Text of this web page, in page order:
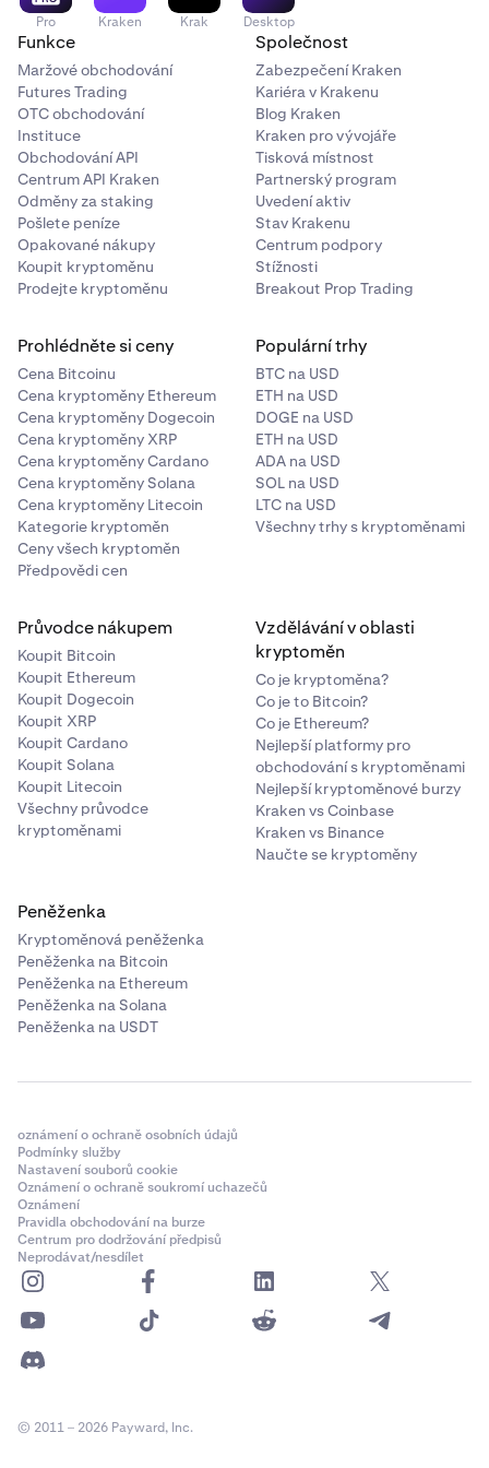
Pro Kraken Krak Desktop
Funkce
Maržové obchodování
Futures Trading
OTC obchodování
Instituce
Obchodování API
Centrum API Kraken
Odměny za staking
Pošlete peníze
Opakované nákupy
Koupit kryptoměnu
Prodejte kryptoměnu
Společnost
Zabezpečení Kraken
Kariéra v Krakenu
Blog Kraken
Kraken pro vývojáře
Tisková místnost
Partnerský program
Uvedení aktiv
Stav Krakenu
Centrum podpory
Stížnosti
Breakout Prop Trading
Prohlédněte si ceny
Cena Bitcoinu
Cena kryptoměny Ethereum
Cena kryptoměny Dogecoin
Cena kryptoměny XRP
Cena kryptoměny Cardano
Cena kryptoměny Solana
Cena kryptoměny Litecoin
Kategorie kryptoměn
Ceny všech kryptoměn
Předpovědi cen
Populární trhy
BTC na USD
ETH na USD
DOGE na USD
ETH na USD
ADA na USD
SOL na USD
LTC na USD
Všechny trhy s kryptoměnami
Průvodce nákupem
Koupit Bitcoin
Koupit Ethereum
Koupit Dogecoin
Koupit XRP
Koupit Cardano
Koupit Solana
Koupit Litecoin
Všechny průvodce
kryptoměnami
Vzdělávání v oblasti
kryptoměn
Co je kryptoměna?
Co je to Bitcoin?
Co je Ethereum?
Nejlepší platformy pro
obchodování s kryptoměnami
Nejlepší kryptoměnové burzy
Kraken vs Coinbase
Kraken vs Binance
Naučte se kryptoměny
Peněženka
Kryptoměnová peněženka
Peněženka na Bitcoin
Peněženka na Ethereum
Peněženka na Solana
Peněženka na USDT
oznámení o ochraně osobních údajů
Podmínky služby
Nastavení souborů cookie
Oznámení o ochraně soukromí uchazečů
Oznámení
Pravidla obchodování na burze
Centrum pro dodržování předpisů
Neprodávat/nesdílet
© 2011 – 2026 Payward, Inc.